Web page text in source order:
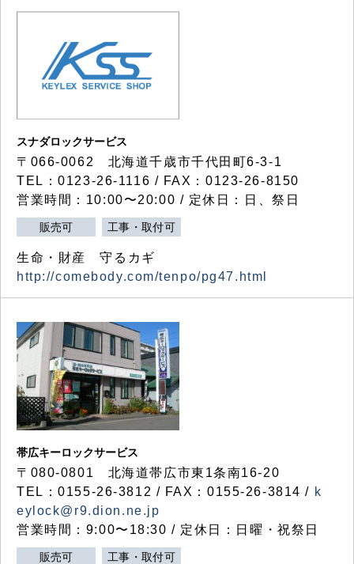
スナダロックサービス
〒066-0062 北海道千歳市千代田町6-3-1
TEL：0123-26-1116 / FAX：0123-26-8150
営業時間：10:00〜20:00 / 定休日：日、祭日
販売可 工事・取付可
生命・財産 守るカギ
http://comebody.com/tenpo/pg47.html
帯広キーロックサービス
〒080-0801 北海道帯広市東1条南16-20
TEL：0155-26-3812 / FAX：0155-26-3814 / k
eylock@r9.dion.ne.jp
営業時間：9:00〜18:30 / 定休日：日曜・祝祭日
販売可 工事・取付可